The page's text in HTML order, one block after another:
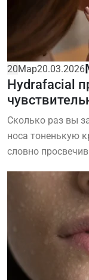
20Мар20.03.2026
Hydrafacial
Сколько раз вы
носа тоненькую
словно